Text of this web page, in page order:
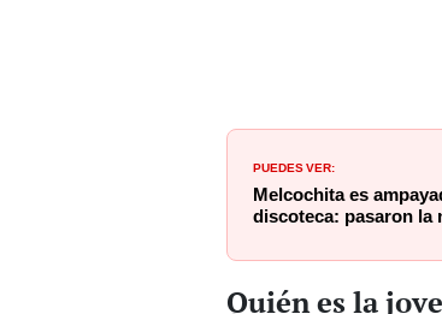
PUEDES VER:
Melcochita es
discoteca: pasaron la
Quién es la